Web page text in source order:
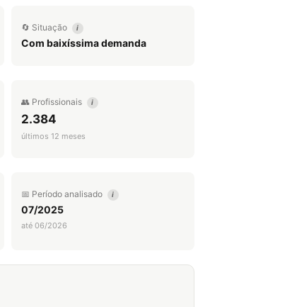
🔄 Situação i
Com baixíssima demanda
👥 Profissionais i
2.384
últimos 12 meses
📅 Período analisado i
07/2025
até 06/2026